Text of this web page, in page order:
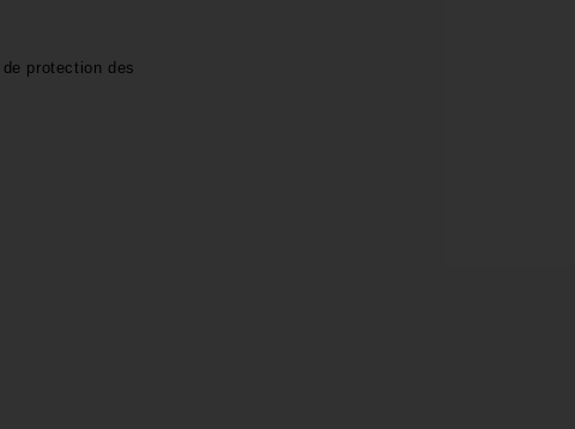
protection des